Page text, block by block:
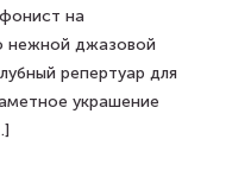
на
джазовой
репертуар для
украшение